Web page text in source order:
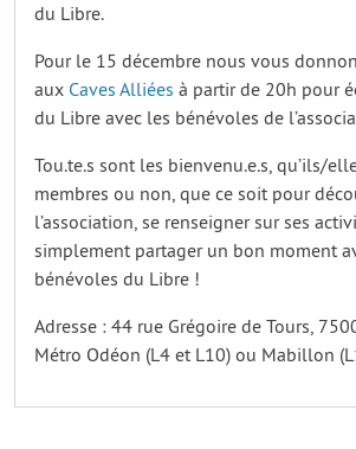
du Libre.
Pour le 15 décembre nous vous
aux Caves Alliées à partir de 20h pour
du Libre avec les bénévoles de
Tou.te.s sont les bienvenu.e.s, qu’ils/
membres ou non, que ce soit pour
l’association, se renseigner sur ses
simplement partager un bon moment
bénévoles du Libre !
Adresse : 44 rue Grégoire de Tours,
Métro Odéon (L4 et L10) ou Mabillon